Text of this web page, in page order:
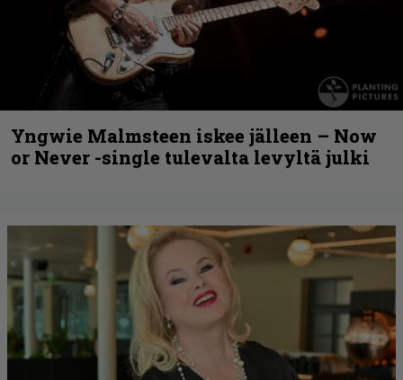
Yngwie Malmsteen iskee jälleen – Now
or Never -single tulevalta levyltä julki